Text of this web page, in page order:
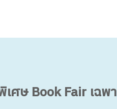
ศษ Book Fair เฉพ